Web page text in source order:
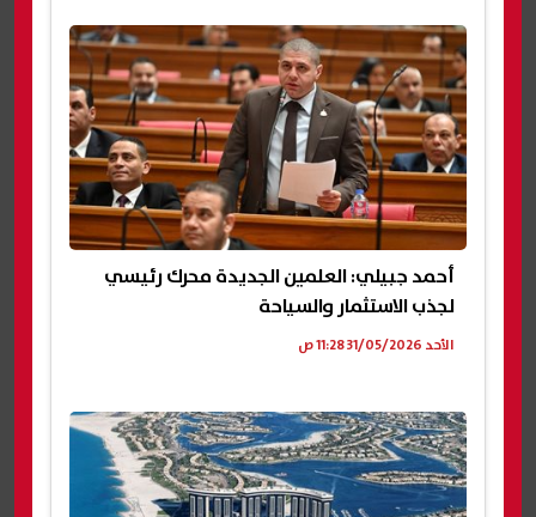
أحمد جبيلي: العلمين الجديدة محرك رئيسي
لجذب الاستثمار والسياحة
الأحد 31/05/2026 11:28 ص